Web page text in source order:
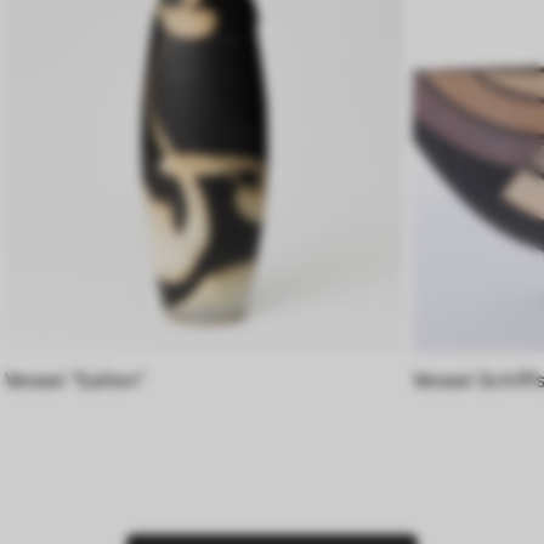
Besucher*innen mit unserer Webseite
interagieren, indem Informationen über ihr
Verhalten anonym gesammelt und
Vessel "Saiten" Vessel